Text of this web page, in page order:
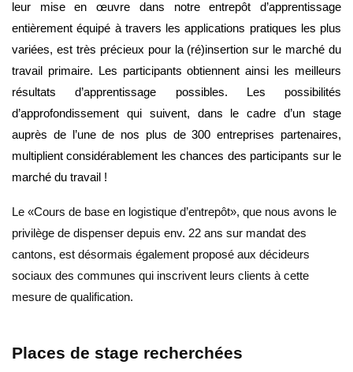
leur mise en œuvre dans notre entrepôt d’apprentissage
entièrement équipé à travers les applications pratiques les plus
variées, est très précieux pour la (ré)insertion sur le marché du
travail primaire. Les participants obtiennent ainsi les meilleurs
résultats d’apprentissage possibles. Les possibilités
d’approfondissement qui suivent, dans le cadre d’un stage
auprès de l’une de nos plus de 300 entreprises partenaires,
multiplient considérablement les chances des participants sur le
marché du travail !
Le «Cours de base en logistique d’entrepôt», que nous avons le
privilège de dispenser depuis env. 22 ans sur mandat des
cantons, est désormais également proposé aux décideurs
sociaux des communes qui inscrivent leurs clients à cette
mesure de qualification.
Places de stage recherchées